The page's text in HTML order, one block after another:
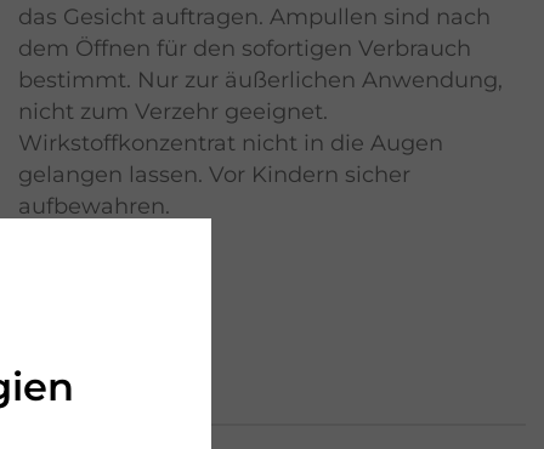
das Gesicht auftragen. Ampullen sind nach
dem Öffnen für den sofortigen Verbrauch
bestimmt. Nur zur äußerlichen Anwendung,
nicht zum Verzehr geeignet.
Wirkstoffkonzentrat nicht in die Augen
gelangen lassen. Vor Kindern sicher
aufbewahren.